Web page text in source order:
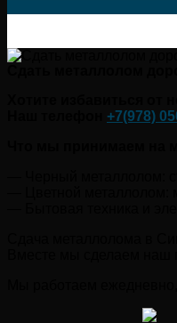
+7(978)